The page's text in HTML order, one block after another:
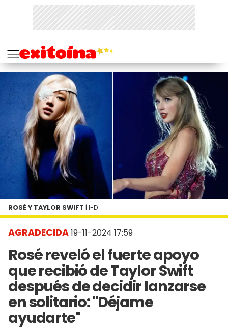
AGRADECIDA19-11-2024 17:59
Rosé reveló el fuerte apoyo
que recibió de Taylor Swift
después de decidir lanzarse
en solitario: "Déjame
ayudarte"
ROSÉ Y TAYLOR SWIFT | I-D